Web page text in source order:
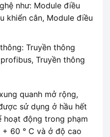
như: Module điều
khiển cân, Module điều
Truyền thông
Truyền thông
quanh mở rộng,
sử dụng ở hầu hết
hoạt động trong phạm
60 ° C và ở độ cao